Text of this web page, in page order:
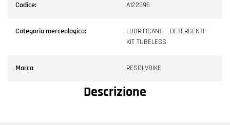
Codice: A122396
Categoria merceologica:
LUBRIFICANTI - DETERGENTI-
KIT TUBELESS
Marca RESOLVBIKE
Descrizione